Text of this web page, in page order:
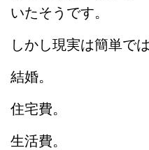
いたそうです。
しかし現実は簡単で
結婚。
住宅費。
生活費。